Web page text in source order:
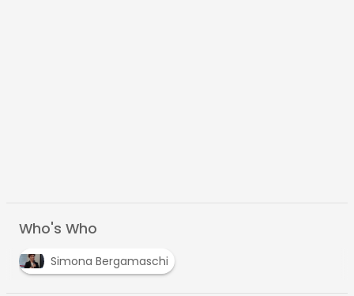
Who's Who
Simona Bergamaschi